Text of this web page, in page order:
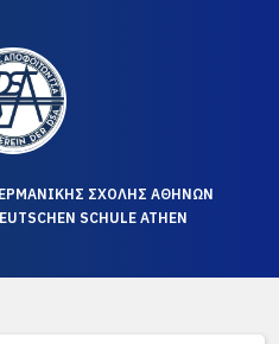
ΣΧΟΛΗΣ ΑΘΗΝΩΝ
SCHULE ATHEN